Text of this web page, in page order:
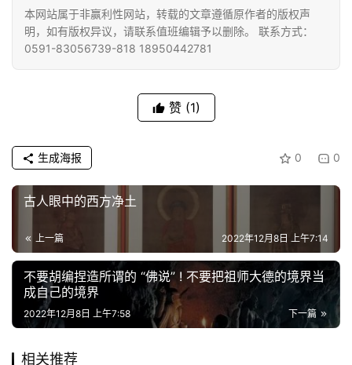
本网站属于非赢利性网站，转载的文章遵循原作者的版权声
明，如有版权异议，请联系值班编辑予以删除。 联系方式：
0591-83056739-818 18950442781
赞 (1)
0 0
生成海报
古人眼中的西方净土
上一篇 2022年12月8日 上午7:14
不要胡编捏造所谓的 “佛说” ! 不要把祖师大德的境界当
成自己的境界
下一篇
2022年12月8日 上午7:58
相关推荐